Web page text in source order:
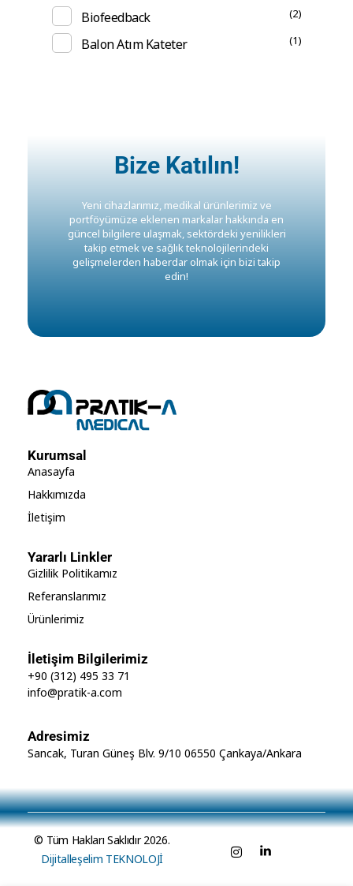
Biofeedback (2)
Balon Atım Kateter (1)
Bize Katılın!
Yeni cihazlarımız, medikal ürünlerimiz ve
portföyümüze eklenen markalar hakkında en
güncel bilgilere ulaşmak, sektördeki yenilikleri
takip etmek ve sağlık teknolojilerindeki
gelişmelerden haberdar olmak için bizi takip
edin!
Kurumsal
Anasayfa
Hakkımızda
İletişim
Yararlı Linkler
Gizlilik Politikamız
Referanslarımız
Ürünlerimiz
İletişim Bilgilerimiz
+90 (312) 495 33 71
info@pratik-a.com
Adresimiz
Sancak, Turan Güneş Blv. 9/10 06550 Çankaya/Ankara
© Tüm Hakları Saklıdır 2026.
Dijitalleşelim TEKNOLOJİ